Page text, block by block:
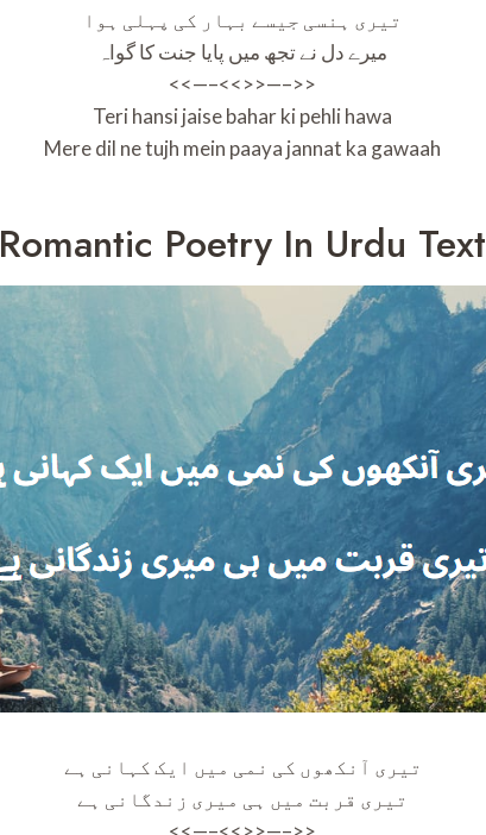
تیری ہنسی جیسے بہار کی پہلی ہوا
میرے دل نے تجھ میں پایا جنت کا گواہ
<<—–<<>>—–>>
Teri hansi jaise bahar ki pehli hawa
Mere dil ne tujh mein paaya jannat ka gawaah
Romantic Poetry In Urdu Text
تیری آنکھوں کی نمی میں ایک کہانی ہے
تیری قربت میں ہی میری زندگانی ہے